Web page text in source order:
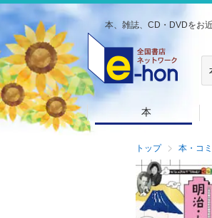
本、雑誌、CD・DVDをお
本
トップ 本・コ